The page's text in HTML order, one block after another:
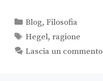
Blog,Filosofia
Hegel,ragione
Lascia un commento